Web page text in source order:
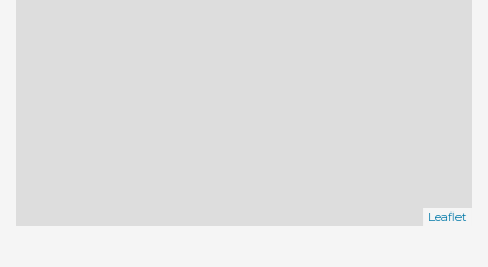
Leaflet